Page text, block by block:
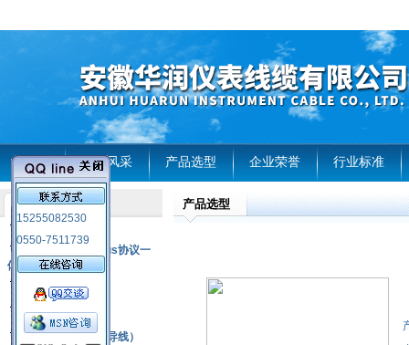
首页 企业风采 产品选型 企业荣誉 行业标准
15255082530
0550-7511739
产品列表
RS485通讯modbus协议一
体化现场智能仪表
热电偶
压力式温度计
热电偶补偿电缆（导线）
产品选型